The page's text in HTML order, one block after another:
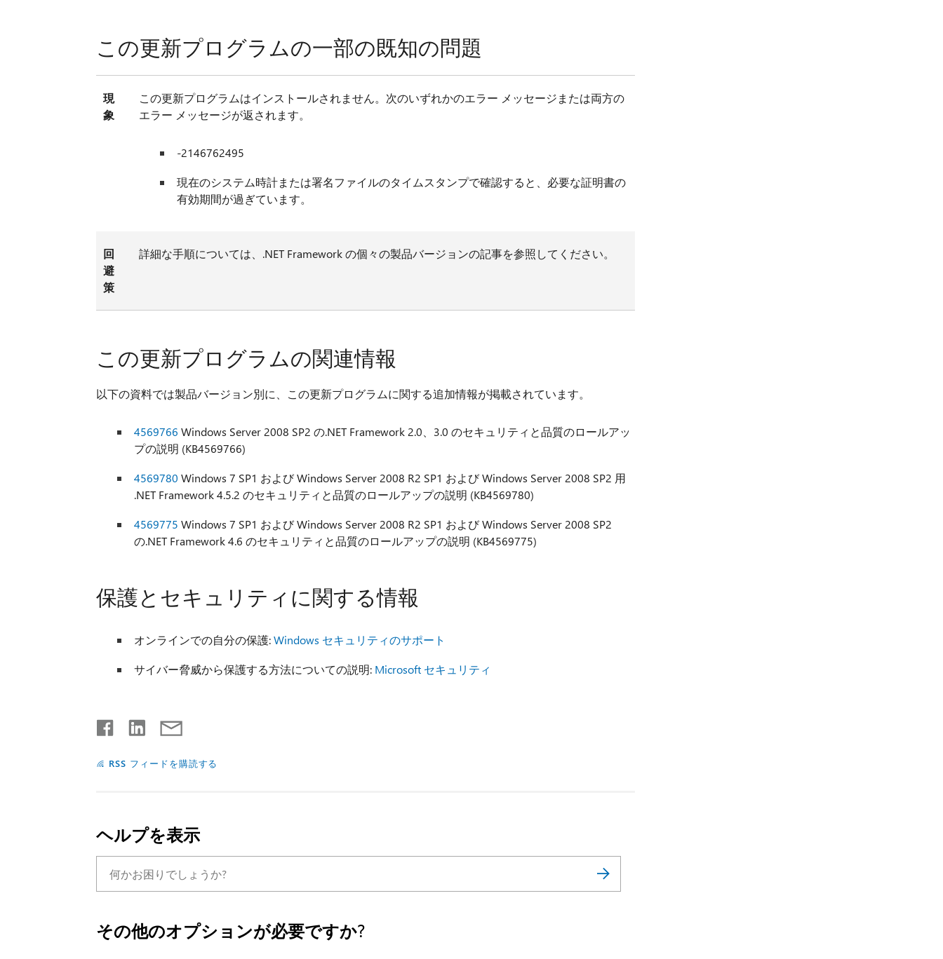
この更新プログラムの一部の既知の問題
現
象
この更新プログラムはインストールされません。次のいずれかのエラー メッセージまたは両方の
エラー メッセージが返されます。
-2146762495
現在のシステム時計または署名ファイルのタイムスタンプで確認すると、必要な証明書の
有効期間が過ぎています。
回
避
策
詳細な手順については、.NET Framework の個々の製品バージョンの記事を参照してください。
この更新プログラムの関連情報
以下の資料では製品バージョン別に、この更新プログラムに関する追加情報が掲載されています。
4569766 Windows Server 2008 SP2 の.NET Framework 2.0、3.0 のセキュリティと品質のロールアッ
プの説明 (KB4569766)
4569780 Windows 7 SP1 および Windows Server 2008 R2 SP1 および Windows Server 2008 SP2 用
.NET Framework 4.5.2 のセキュリティと品質のロールアップの説明 (KB4569780)
4569775 Windows 7 SP1 および Windows Server 2008 R2 SP1 および Windows Server 2008 SP2
の.NET Framework 4.6 のセキュリティと品質のロールアップの説明 (KB4569775)
保護とセキュリティに関する情報
オンラインでの自分の保護:Windows セキュリティのサポート
サイバー脅威から保護する方法についての説明: Microsoft セキュリティ
RSS フィードを購読する
ヘルプを表示
その他のオプションが必要ですか?